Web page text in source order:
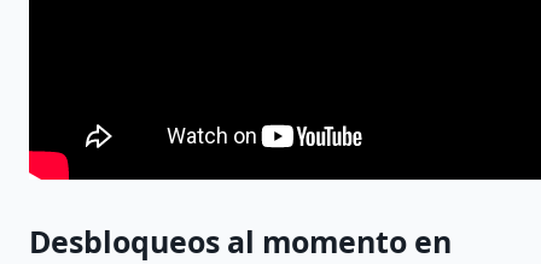
Desbloqueos al momento en